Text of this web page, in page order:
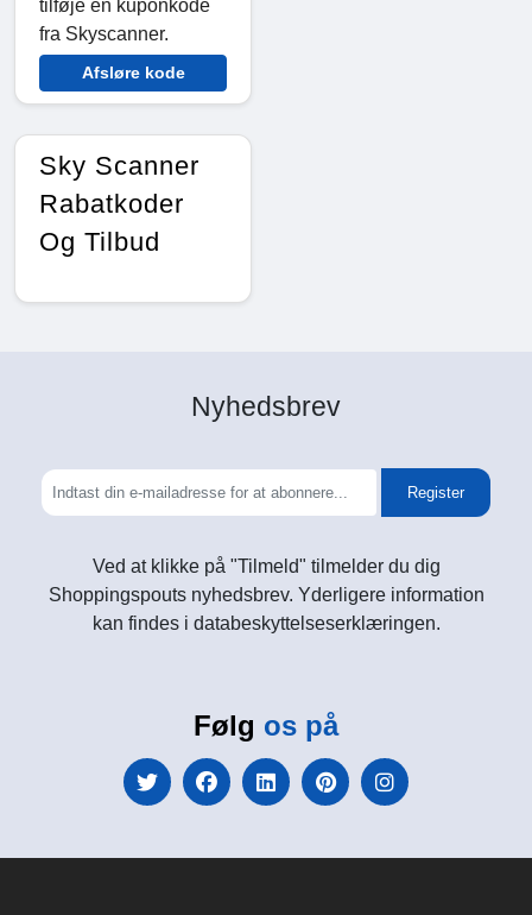
tilføje en kuponkode
fra Skyscanner.
Afsløre kode
Sky Scanner
Rabatkoder
Og Tilbud
Nyhedsbrev
Register
Ved at klikke på "Tilmeld" tilmelder du dig
Shoppingspouts nyhedsbrev. Yderligere information
kan findes i databeskyttelseserklæringen.
Følg os på